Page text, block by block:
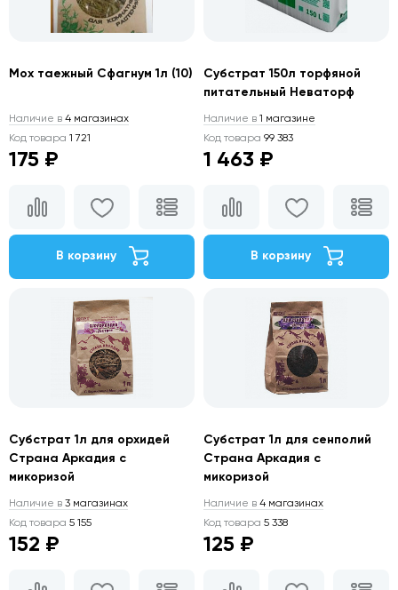
Мох таежный Сфагнум 1л (10)
Наличие в 4 магазинах
Код товара 1 721
175 ₽
В корзину
Субстрат 150л торфяной
питательный Неваторф
Наличие в 1 магазине
Код товара 99 383
1 463 ₽
В корзину
Субстрат 1л для орхидей
Страна Аркадия с
микоризой
Наличие в 3 магазинах
Код товара 5 155
152 ₽
Субстрат 1л для сенполий
Страна Аркадия с
микоризой
Наличие в 4 магазинах
Код товара 5 338
125 ₽